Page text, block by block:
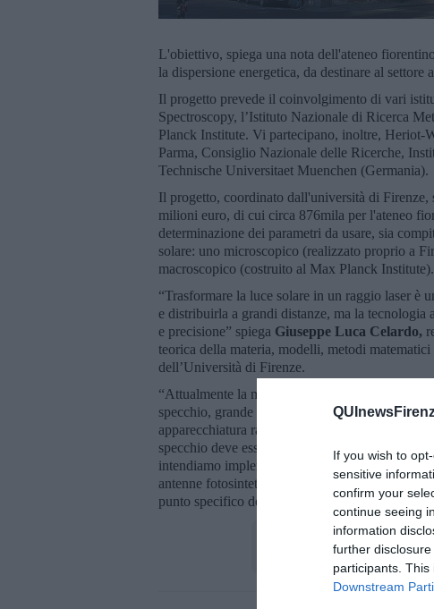
If you wish to
sensitive
confirm your
continue seeing
information
further
participants.
Downstream
L'obiettivo, spiega una nota dell'ateneo
la dispersione energetica, da destinare al
Il progetto prevede il coinvolgimento di vari
Spectroscopy, l’Istituto Nazionale di Ricerca
Planck Institute. Vi partecipano, inoltre,
Parma, Consiglio Nazionale delle Ricerche,
Technische Universitaet Muenchen (Germania).
Il progetto, coordinato dall'università di
milioni euro, di cui circa 876mila per l'ateneo
determinazione dei parametri da usare, sia
solare: uno microscopico (realizzato proprio a
macroscopico (costruito al Max Planck Institute).
“Trasformare la luce solare in un raggio laser è
e distribuirla a grandi distanze, ma la tecnologia
e precisione” spiega Giuseppe Luca Celardo,
teorica della materia, modelli, metodi
dell’Università di Firenze.
“Attualmente la maggior parte dei laser solari
specchio, grande fino a 4 metri quadrati, che
apparecchiatura raggiunge temperature molto
specchio deve essere collegato a un motore per
intendiamo implementare – prosegue Celardo –
antenne fotosintetiche di alcuni batteri, in
punto specifico dell’organismo, con precisione e